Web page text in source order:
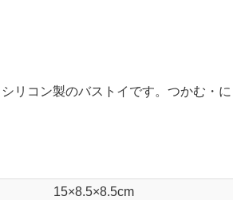
リコン製のバストイです。つかむ・に
15×8.5×8.5cm